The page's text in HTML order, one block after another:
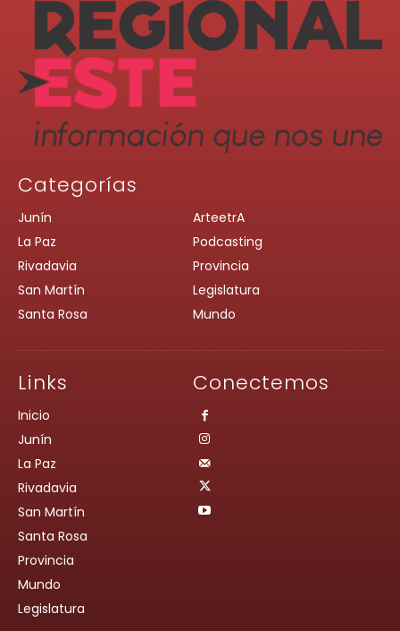
Categorías
Junín
La Paz
Rivadavia
San Martín
Santa Rosa
ArteetrA
Podcasting
Provincia
Legislatura
Mundo
Links
Inicio
Junín
La Paz
Rivadavia
San Martín
Santa Rosa
Provincia
Mundo
Legislatura
Conectemos